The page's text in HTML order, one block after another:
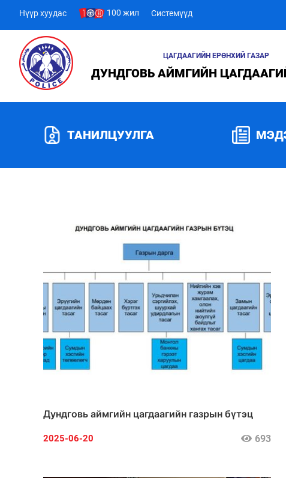
Нүүр хуудас 100 жил Системүүд
ЦАГДААГИЙН ЕРӨНХИЙ ГАЗАР
ДУНДГОВЬ АЙМГИЙН
ТАНИЛЦУУЛГА
Дундговь аймгийн цагдаагийн газрын бүтэц
2025-06-20 693